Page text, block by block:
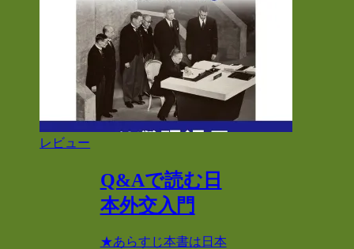
レビュー
Q&Aで読む日
本外交入門
★あらすじ本書は日本